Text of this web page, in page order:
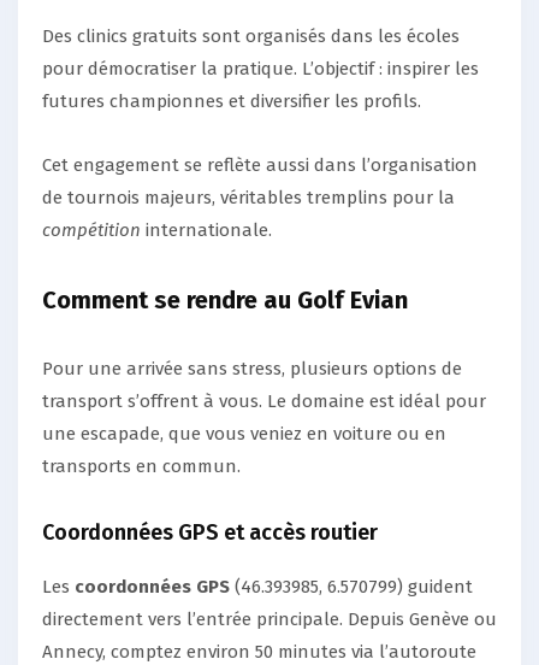
Des clinics gratuits sont organisés dans les écoles
pour démocratiser la pratique. L’objectif : inspirer les
futures championnes et diversifier les profils.
Cet engagement se reflète aussi dans l’organisation
de tournois majeurs, véritables tremplins pour la
compétition internationale.
Comment se rendre au Golf Evian
Pour une arrivée sans stress, plusieurs options de
transport s’offrent à vous. Le domaine est idéal pour
une escapade, que vous veniez en voiture ou en
transports en commun.
Coordonnées GPS et accès routier
Les coordonnées GPS (46.393985, 6.570799) guident
directement vers l’entrée principale. Depuis Genève ou
Annecy, comptez environ 50 minutes via l’autoroute